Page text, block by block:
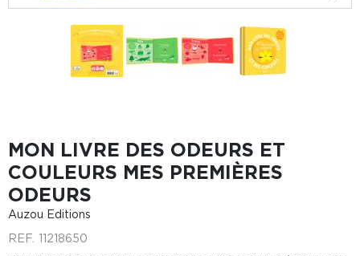
MON LIVRE DES ODEURS ET
COULEURS MES PREMIÈRES
ODEURS
Auzou Editions
REF. 11218650